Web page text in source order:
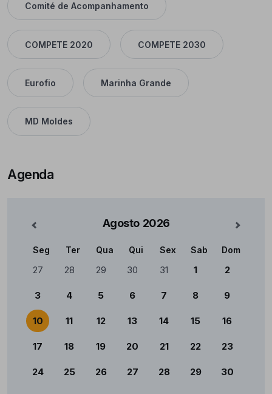
Comité de Acompanhamento
COMPETE 2020 COMPETE 2030
Eurofio Marinha Grande
MD Moldes
Agenda
Agosto 2026 Mês
Calendário
Seg Ter Qua Qui Sex Sab Dom
27 28 29 30 31 1 2
3 4 5 6 7 8 9
10 11 12 13 14 15 16
17 18 19 20 21 22 23
24 25 26 27 28 29 30